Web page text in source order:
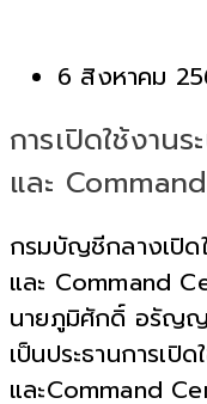
6 สิงหาคม
การเปิดใช้งาน
และ
กรมบัญชีกลางเปิด
และ Command
นายภูมิศักดิ์ อรัญ
เป็นประธานการเปิ
และCommand